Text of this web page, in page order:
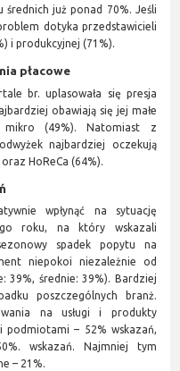
średnich już ponad 70%. Jeśli
dotyka przedstawicieli
i produkcyjnej (71%).
płacowe
br. uplasowała się presja
obawiają się jej małe
(49%). Natomiast z
najbardziej oczekują
HoReCa (64%).
wpłynąć na sytuację
roku, na który wskazali
spadek popytu na
niepokoi niezależnie od
39%, średnie: 39%). Bardziej
poszczególnych branż.
na usługi i produkty
podmiotami – 52% wskazań,
wskazań. Najmniej tym
– 21%.